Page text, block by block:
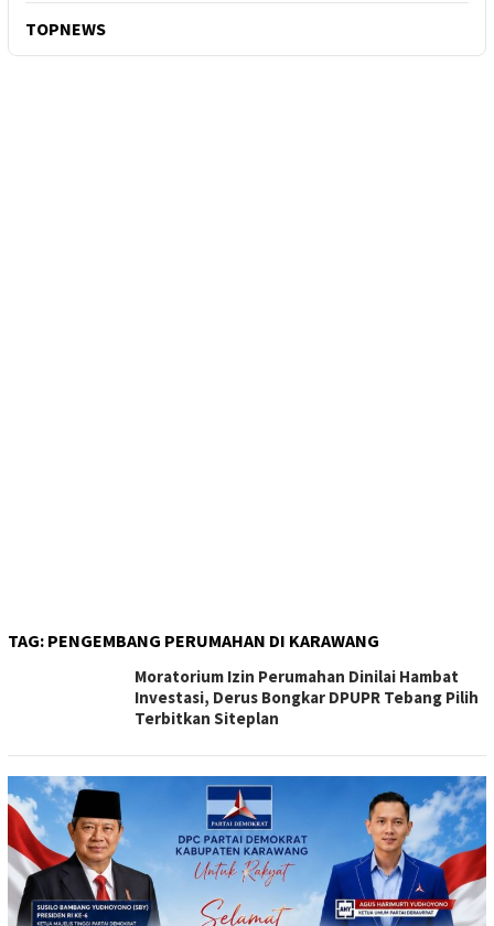
TOPNEWS
TAG: PENGEMBANG PERUMAHAN DI KARAWANG
Moratorium Izin Perumahan Dinilai Hambat
Investasi, Derus Bongkar DPUPR Tebang Pilih
Terbitkan Siteplan